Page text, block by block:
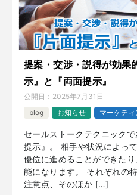
提案・交渉・説得が効果
示』と『両面提示』
公開日： 2025年7月31日
blog
お知らせ マーケティ
セールストークテクニック
提示』。 相手や状況によっ
優位に進めることができた
能になります。 それぞれの
注意点、そのほか […]